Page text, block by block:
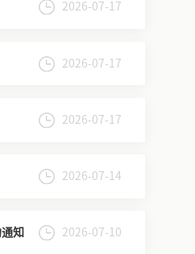
2026-07-17
2026-07-17
2026-07-17
2026-07-14
知 2026-07-10